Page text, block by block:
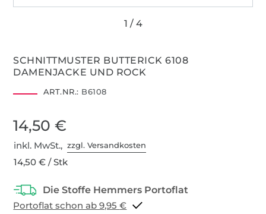
SCHNITTMUSTER BUTTERICK 6108
DAMENJACKE UND ROCK
ART.NR.: B6108
14,50 €
inkl. MwSt.,zzgl. Versandkosten
14,50 € / Stk
Portoflat schon ab 9,95 €